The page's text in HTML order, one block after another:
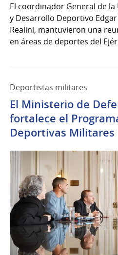
El coordinador General de
y Desarrollo Deportivo
Realini, mantuvieron una
en áreas de deportes del
Deportistas militares
El Ministerio de
fortalece el
Deportivas Militares